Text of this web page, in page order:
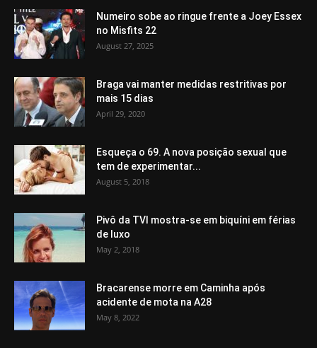
Numeiro sobe ao ringue frente a Joey Essex
no Misfits 22
August 27, 2025
Braga vai manter medidas restritivas por
mais 15 dias
April 29, 2020
Esqueça o 69. A nova posição sexual que
tem de experimentar...
August 5, 2018
Pivô da TVI mostra-se em biquíni em férias
de luxo
May 2, 2018
Bracarense morre em Caminha após
acidente de mota na A28
May 8, 2022